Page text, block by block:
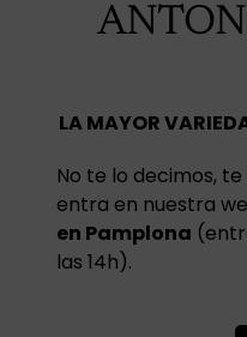
LA MAYOR
No te lo decimos,
entra en nuestra
en Pamplona
las 14h).